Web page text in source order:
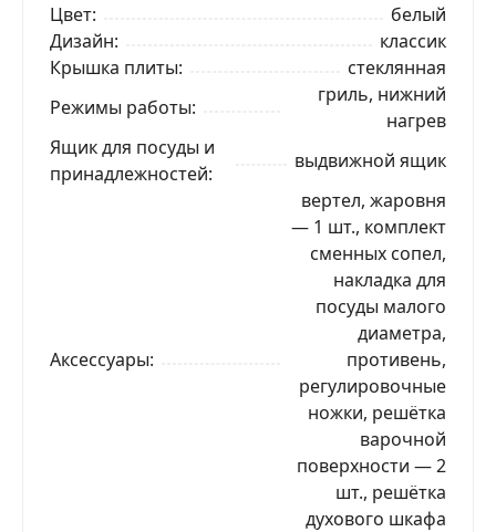
Цвет
белый
Дизайн
классик
Крышка плиты
стеклянная
Режимы работы
гриль, нижний
нагрев
Ящик для посуды и
принадлежностей
выдвижной ящик
Аксессуары
вертел, жаровня
— 1 шт., комплект
сменных сопел,
накладка для
посуды малого
диаметра,
противень,
регулировочные
ножки, решётка
варочной
поверхности — 2
шт., решётка
духового шкафа